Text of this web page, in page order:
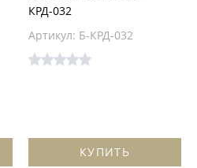
КРД-032
Артикул: Б-КРД-032
КУПИТЬ